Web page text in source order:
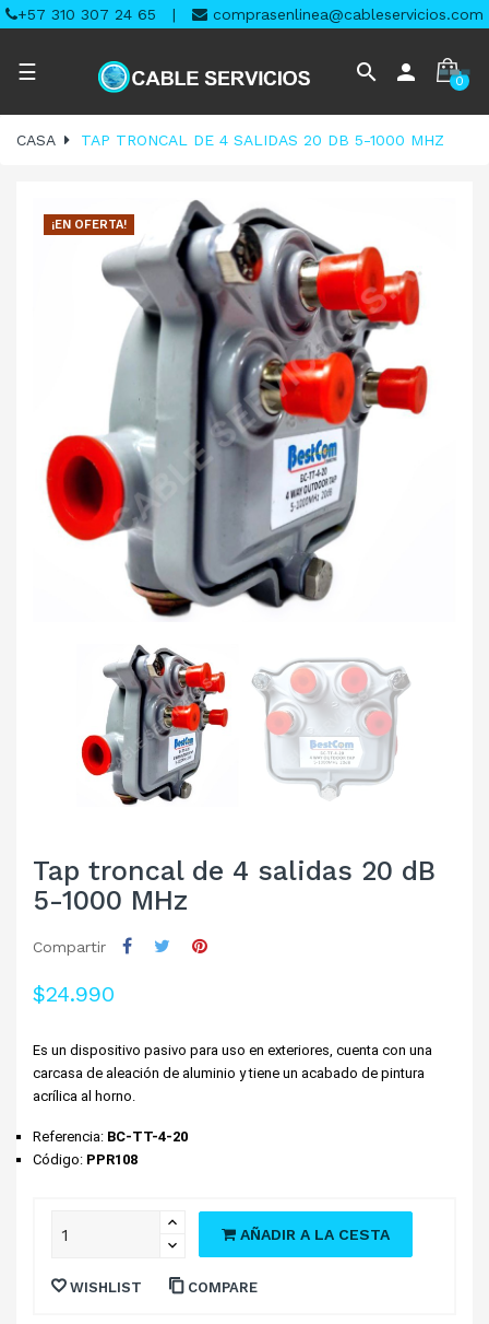
+57 310 307 24 65 | comprasenlinea@cableservicios.com
Navegación
palanca
☰ search person 0
CASA TAP TRONCAL DE 4 SALIDAS 20 DB 5-1000 MHZ
¡EN OFERTA!
Tap troncal de 4 salidas 20 dB
5-1000 MHz
Compartir
$24.990
Es un dispositivo pasivo para uso en exteriores, cuenta con una
carcasa de aleación de aluminio y tiene un acabado de pintura
acrílica al horno.
Referencia: BC-TT-4-20
Código: PPR108
AÑADIR A LA CESTA
WISHLIST COMPARE